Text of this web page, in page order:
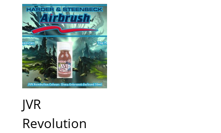
JVR
Revolution